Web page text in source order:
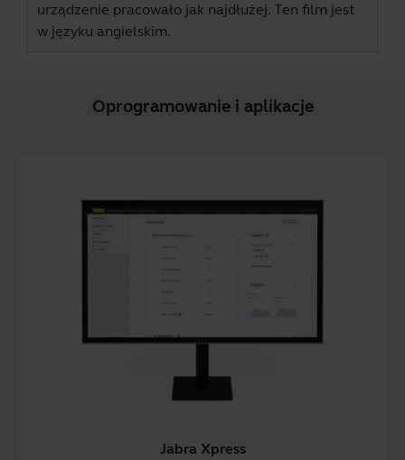
urządzenie pracowało jak najdłużej. Ten film jest
w języku angielskim.
Oprogramowanie i aplikacje
Jabra Xpress